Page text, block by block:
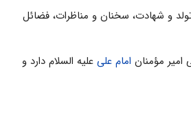
و شهادت، سخنان و مناظرات، فضائل
مؤمنان امام على علیه السلام دارد و